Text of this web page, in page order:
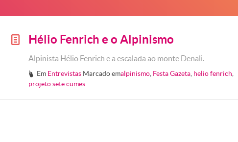
g Hélio Fenrich e o Alpinismo
Alpinista Hélio Fenrich e a escalada ao monte Denali.
# Em Entrevistas Marcado emalpinismo Festa Gazeta helio fenrich
projeto sete cumes